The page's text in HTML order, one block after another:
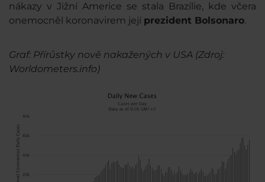
nákazy v Jižní Americe se stala Brazílie, kde včera
onemocněl koronavirem její prezident Bolsonaro.
Graf: Přírůstky nově nakažených v USA (Zdroj:
Worldometers.info)